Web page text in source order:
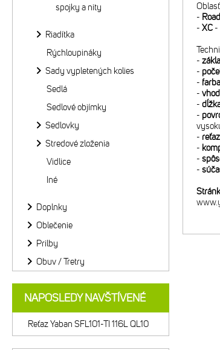
- Road
- XC -
-
-
-
-
-
-
-
-
-
-
spojky a nity
Riadítka
Rýchloupináky
Sady vypletených kolies
Sedlá
Sedlové objímky
Sedlovky
Stredové zloženia
Vidlice
Iné
Doplnky
Oblečenie
Prilby
Obuv / Tretry
NAPOSLEDY NAVŠTÍVENÉ
Reťaz Yaban SFL101-TI 116L QL10